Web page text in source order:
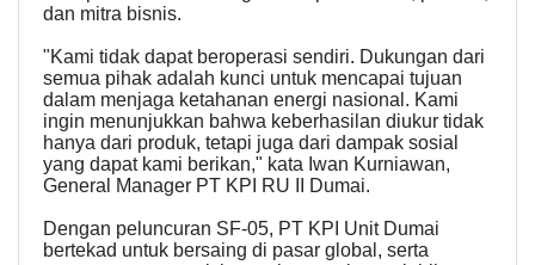
dan mitra bisnis.
"Kami tidak dapat beroperasi sendiri. Dukungan dari
semua pihak adalah kunci untuk mencapai tujuan
dalam menjaga ketahanan energi nasional. Kami
ingin menunjukkan bahwa keberhasilan diukur tidak
hanya dari produk, tetapi juga dari dampak sosial
yang dapat kami berikan," kata Iwan Kurniawan,
General Manager PT KPI RU II Dumai.
Dengan peluncuran SF-05, PT KPI Unit Dumai
bertekad untuk bersaing di pasar global, serta